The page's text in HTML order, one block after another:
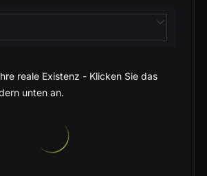
reale Existenz - Klicken Sie das
unten an.